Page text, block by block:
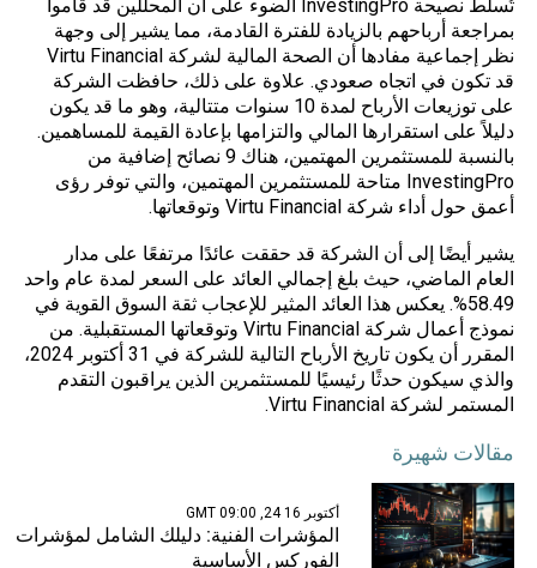
تُسلط نصيحة InvestingPro الضوء على أن المحللين قد قاموا
بمراجعة أرباحهم بالزيادة للفترة القادمة، مما يشير إلى وجهة
نظر إجماعية مفادها أن الصحة المالية لشركة Virtu Financial
قد تكون في اتجاه صعودي. علاوة على ذلك، حافظت الشركة
على توزيعات الأرباح لمدة 10 سنوات متتالية، وهو ما قد يكون
دليلاً على استقرارها المالي والتزامها بإعادة القيمة للمساهمين.
بالنسبة للمستثمرين المهتمين، هناك 9 نصائح إضافية من
InvestingPro متاحة للمستثمرين المهتمين، والتي توفر رؤى
أعمق حول أداء شركة Virtu Financial وتوقعاتها.
يشير أيضًا إلى أن الشركة قد حققت عائدًا مرتفعًا على مدار
العام الماضي، حيث بلغ إجمالي العائد على السعر لمدة عام واحد
58.49%. يعكس هذا العائد المثير للإعجاب ثقة السوق القوية في
نموذج أعمال شركة Virtu Financial وتوقعاتها المستقبلية. من
المقرر أن يكون تاريخ الأرباح التالية للشركة في 31 أكتوبر 2024،
والذي سيكون حدثًا رئيسيًا للمستثمرين الذين يراقبون التقدم
المستمر لشركة Virtu Financial.
مقالات شهيرة
أكتوبر 16 24, 09:00 GMT
المؤشرات الفنية: دليلك الشامل لمؤشرات
الفوركس الأساسية